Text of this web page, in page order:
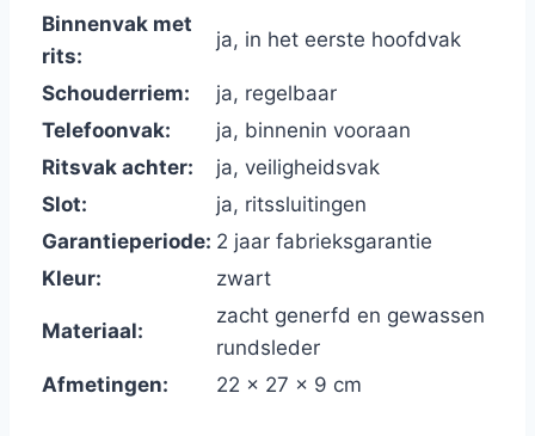
Binnenvak met
rits:
ja, in het eerste hoofdvak
Schouderriem:
ja, regelbaar
Telefoonvak:
ja, binnenin vooraan
Ritsvak achter:
ja, veiligheidsvak
Slot:
ja, ritssluitingen
Garantieperiode: 2 jaar fabrieksgarantie
Kleur:
zwart
Materiaal:
zacht generfd en gewassen
rundsleder
Afmetingen:
22 x 27 x 9 cm